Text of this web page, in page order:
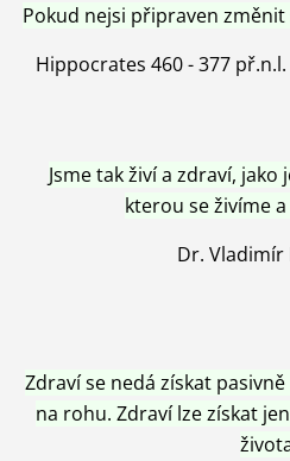
Pokud nejsi připraven
Hippocrates 460 - 377 př.n.l.
Jsme tak živí a zdraví, jako
kterou se živíme
Dr. Vladimír
Zdraví se nedá získat
na rohu. Zdraví lze získat